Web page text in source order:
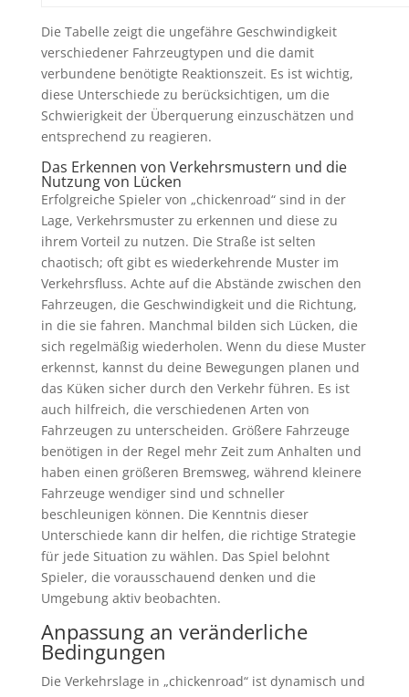
Die Tabelle zeigt die ungefähre Geschwindigkeit
verschiedener Fahrzeugtypen und die damit
verbundene benötigte Reaktionszeit. Es ist wichtig,
diese Unterschiede zu berücksichtigen, um die
Schwierigkeit der Überquerung einzuschätzen und
entsprechend zu reagieren.
Das Erkennen von Verkehrsmustern und die
Nutzung von Lücken
Erfolgreiche Spieler von „chickenroad“ sind in der
Lage, Verkehrsmuster zu erkennen und diese zu
ihrem Vorteil zu nutzen. Die Straße ist selten
chaotisch; oft gibt es wiederkehrende Muster im
Verkehrsfluss. Achte auf die Abstände zwischen den
Fahrzeugen, die Geschwindigkeit und die Richtung,
in die sie fahren. Manchmal bilden sich Lücken, die
sich regelmäßig wiederholen. Wenn du diese Muster
erkennst, kannst du deine Bewegungen planen und
das Küken sicher durch den Verkehr führen. Es ist
auch hilfreich, die verschiedenen Arten von
Fahrzeugen zu unterscheiden. Größere Fahrzeuge
benötigen in der Regel mehr Zeit zum Anhalten und
haben einen größeren Bremsweg, während kleinere
Fahrzeuge wendiger sind und schneller
beschleunigen können. Die Kenntnis dieser
Unterschiede kann dir helfen, die richtige Strategie
für jede Situation zu wählen. Das Spiel belohnt
Spieler, die vorausschauend denken und die
Umgebung aktiv beobachten.
Anpassung an veränderliche
Bedingungen
Die Verkehrslage in „chickenroad“ ist dynamisch und